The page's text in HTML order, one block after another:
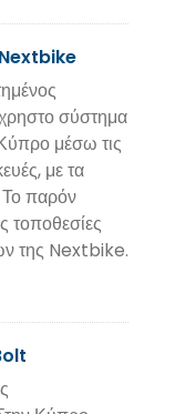
σύστημα
μέσω τις
με τα
Το παρόν
τοποθεσίες
της Nextbike.